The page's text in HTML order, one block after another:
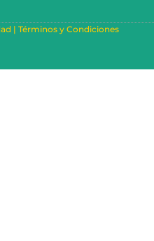
| Términos y Condiciones